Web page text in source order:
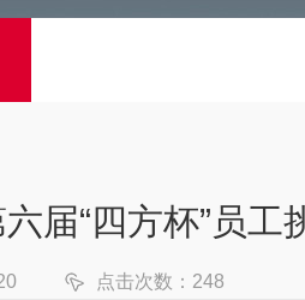
届“四方杯”员
点击次数：248